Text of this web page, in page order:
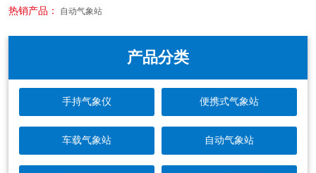
热销产品： 自动气象站
产品分类
手持气象仪 便携式气象站
车载气象站 自动气象站